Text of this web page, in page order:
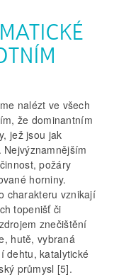
nalézt ve všech
že dominantním
jež jsou jak
požáry
horniny.
charakteru vznikají
topenišť či
znečištění
hutě, vybraná
dehtu, katalytické
průmysl [5].